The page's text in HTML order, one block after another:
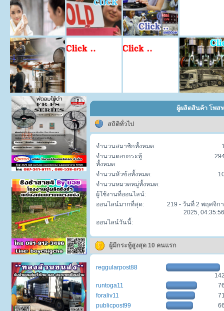
ผู้ผลิตสินค้า โพส
สถิติทั่วไป
จำนวนสมาชิกทั้งหมด:
จำนวนตอบกระทู้
ทั้งหมด:
จำนวนหัวข้อทั้งหมด:
จำนวนหมวดหมู่ทั้งหมด:
ผู้ใช้งานที่ออนไลน์:
ออนไลน์มากที่สุด:
219 - วันที่ 2 พฤศจิก
2025,
ออนไลน์วันนี้:
ผู้มีกระทู้สูงสุด 10 คนแรก
reggularpost88
runtoga11
foraliv11
publicpost99